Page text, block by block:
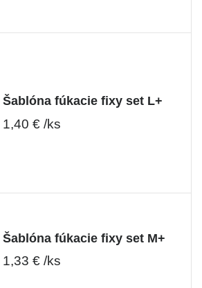
Šablóna fúkacie fixy set L+
1,40 € /ks
Šablóna fúkacie fixy set M+
1,33 € /ks